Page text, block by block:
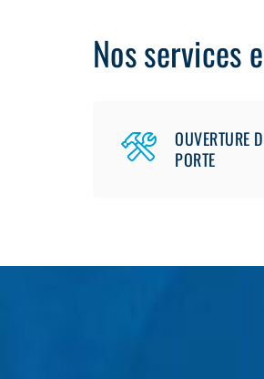
Nos services
OUVERTURE
PORTE